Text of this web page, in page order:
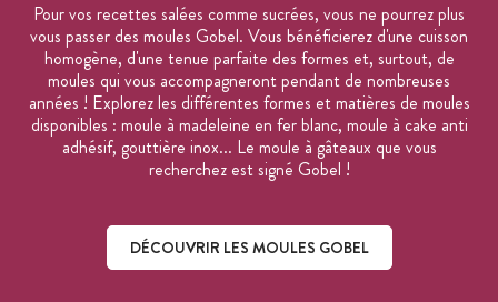
Pour vos recettes salées comme sucrées, vous ne pourrez plus
vous passer des moules Gobel. Vous bénéficierez d'une cuisson
homogène, d'une tenue parfaite des formes et, surtout, de
moules qui vous accompagneront pendant de nombreuses
années ! Explorez les différentes formes et matières de moules
disponibles : moule à madeleine en fer blanc, moule à cake anti
adhésif, gouttière inox... Le moule à gâteaux que vous
recherchez est signé Gobel !
DÉCOUVRIR LES MOULES GOBEL